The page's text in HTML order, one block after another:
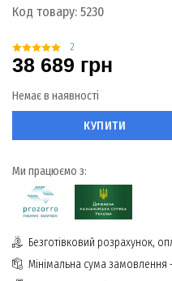
Код товару: 5230
2
38 689 грн
Немає в наявності
КУПИТИ
Ми працюємо з:
Безготівковий розрахунок,
Мінімальна сума